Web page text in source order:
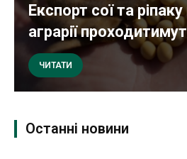
Експорт сої та
аграрії
ЧИТАТИ
Останні новини